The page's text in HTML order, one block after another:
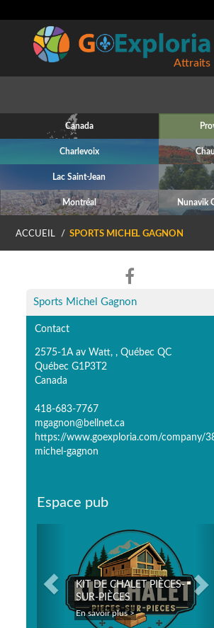
Attraits
Canada
Charlevoix
Lac Saint-Jean
Montréal Nunavik
ACCUEIL SPORTS MICHEL GAGNON
Sports Michel Gagnon
Contact
2575-1A av Watt, , Québec QC
Québec G1P3T2
Canada
418-683-7767
mgagnon@bellnet.ca
https://www.goexploria.com/company/
michel-gagnon
Espace pub
KIT DE CHALET PIÈCES-
SUR-PIÈCES
En savoir plus >